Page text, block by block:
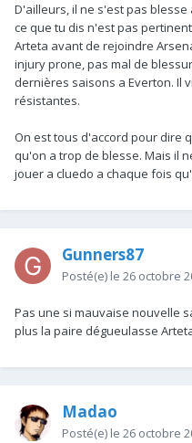
D'ailleurs, il ne s'est pas
ce que tu dis n'est pas
Arteta avant de rejoindre
injury prone, pas mal de
dernières saisons a Everton. Il
résistantes.
On est tous d'accord pour dire
qu'on a trop de blesse. Mais il
jouer a cluedo a chaque fois
Gunners87
Posté(e) le 26 octobre
Pas une si mauvaise nouvelle
plus la paire dégueulasse
Madao
Posté(e) le 26 octobre